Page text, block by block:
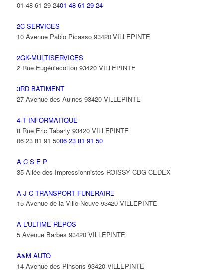
01 48 61 29 2401 48 61 29 24
2C SERVICES
10 Avenue Pablo Picasso 93420 VILLEPINTE
2GK-MULTISERVICES
2 Rue Eugéniecotton 93420 VILLEPINTE
3RD BATIMENT
27 Avenue des Aulnes 93420 VILLEPINTE
4 T INFORMATIQUE
8 Rue Eric Tabarly 93420 VILLEPINTE
06 23 81 91 5006 23 81 91 50
A C S E P
35 Allée des Impressionnistes ROISSY CDG CEDEX
A J C TRANSPORT FUNERAIRE
15 Avenue de la Ville Neuve 93420 VILLEPINTE
A L'ULTIME REPOS
5 Avenue Barbes 93420 VILLEPINTE
A&M AUTO
14 Avenue des Pinsons 93420 VILLEPINTE